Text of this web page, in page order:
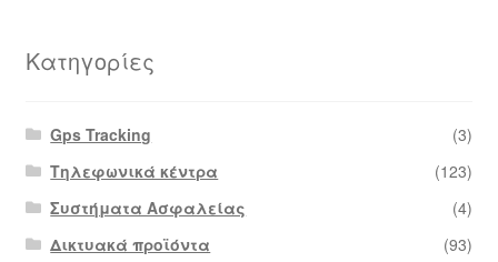
Κατηγορίες
Gps Tracking
(3)
Τηλεφωνικά κέντρα
(123)
Συστήματα Ασφαλείας
(4)
Δικτυακά προϊόντα
(93)